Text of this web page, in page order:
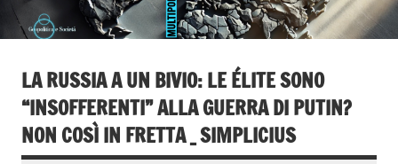
LA RUSSIA A UN BIVIO: LE ÉLITE SONO
“INSOFFERENTI” ALLA GUERRA DI PUTIN?
NON COSÌ IN FRETTA _ SIMPLICIUS